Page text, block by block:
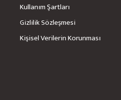
Kullanım Şartları
Gizlilik Sözleşmesi
Kişisel Verilerin Korunması